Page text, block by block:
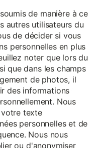
de manière à ce
autres utilisateurs du
de décider si vous
personnelles en plus
noter que lors du
que dans les champs
de photos, il
des informations
Nous
texte
personnelles et de
Nous nous
ou d'anonymiser